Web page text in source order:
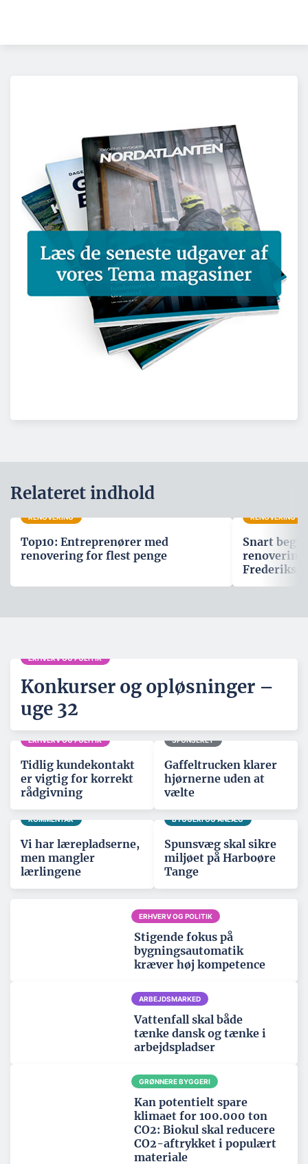
Relateret indhold
RENOVERING
Top10: Entreprenører med
renovering for flest penge
RENOVERING
Snart
Frederiks
ERHVERV OG POLITIK
Konkurser og opløsninger –
uge 32
ERHVERV OG POLITIK
Tidlig kundekontakt
er vigtig for korrekt
rådgivning
SPONSERET
Gaffeltrucken klarer
hjørnerne uden at
vælte
KOMMENTAR
Vi har lærepladserne,
men mangler
lærlingene
BYGGERI OG ANLÆG
Spunsvæg skal sikre
miljøet på Harboøre
Tange
ERHVERV OG POLITIK
Stigende fokus på
bygningsautomatik
kræver høj kompetence
ARBEJDSMARKED
Vattenfall skal både
tænke dansk og tænke i
arbejdspladser
GRØNNERE BYGGERI
Kan potentielt spare
klimaet for 100.000 ton
CO2: Biokul skal reducere
CO2-aftrykket i populært
materiale